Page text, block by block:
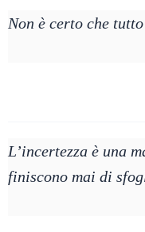
Non è certo che
L’incertezza è una
finiscono mai di